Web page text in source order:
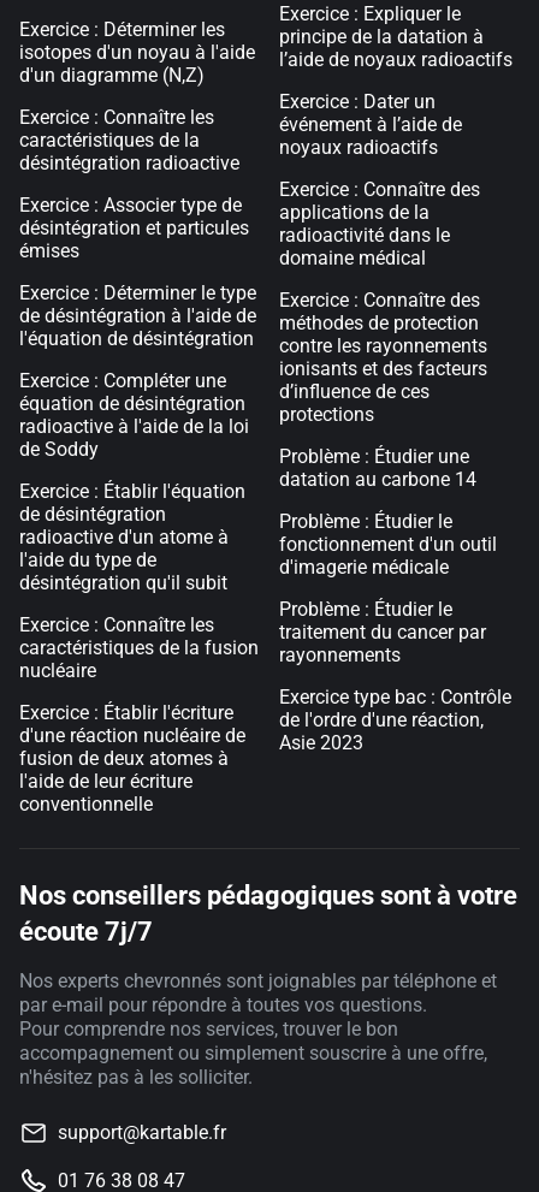
Exercice : Déterminer les
isotopes d'un noyau à l'aide
d'un diagramme (N,Z)
Exercice : Connaître les
caractéristiques de la
désintégration radioactive
Exercice : Associer type de
désintégration et particules
émises
Exercice : Déterminer le type
de désintégration à l'aide de
l'équation de désintégration
Exercice : Compléter une
équation de désintégration
radioactive à l'aide de la loi
de Soddy
Exercice : Établir l'équation
de désintégration
radioactive d'un atome à
l'aide du type de
désintégration qu'il subit
Exercice : Connaître les
caractéristiques de la fusion
nucléaire
Exercice : Établir l'écriture
d'une réaction nucléaire de
fusion de deux atomes à
l'aide de leur écriture
conventionnelle
Exercice : Expliquer le
principe de la datation à
l’aide de noyaux radioactifs
Exercice : Dater un
événement à l’aide de
noyaux radioactifs
Exercice : Connaître des
applications de la
radioactivité dans le
domaine médical
Exercice : Connaître des
méthodes de protection
contre les rayonnements
ionisants et des facteurs
d’influence de ces
protections
Problème : Étudier une
datation au carbone 14
Problème : Étudier le
fonctionnement d'un outil
d'imagerie médicale
Problème : Étudier le
traitement du cancer par
rayonnements
Exercice type bac : Contrôle
de l'ordre d'une réaction,
Asie 2023
Nos conseillers pédagogiques sont à votre
écoute 7j/7
Nos experts chevronnés sont joignables par téléphone et
par e-mail pour répondre à toutes vos questions.
Pour comprendre nos services, trouver le bon
accompagnement ou simplement souscrire à une offre,
n'hésitez pas à les solliciter.
support@kartable.fr
01 76 38 08 47